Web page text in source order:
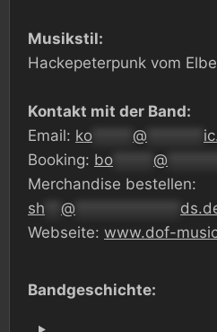
Musikstil:
Hackepeterpunk vom
Kontakt mit der Band:
Email: ko @
Booking: bo @
Merchandise bestellen:
sh
@
Webseite: www.dof-
Bandgeschichte: